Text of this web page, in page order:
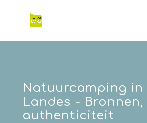
Natuurcamping in
Landes -
authenticiteit